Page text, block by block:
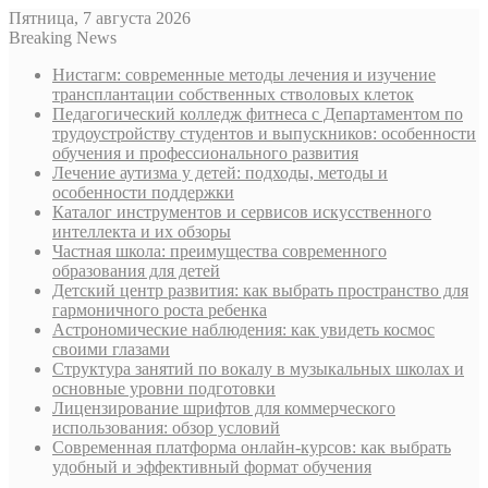
Пятница, 7 августа 2026
Breaking News
Нистагм: современные методы лечения и изучение
трансплантации собственных стволовых клеток
Педагогический колледж фитнеса с Департаментом по
трудоустройству студентов и выпускников: особенности
обучения и профессионального развития
Лечение аутизма у детей: подходы, методы и
особенности поддержки
Каталог инструментов и сервисов искусственного
интеллекта и их обзоры
Частная школа: преимущества современного
образования для детей
Детский центр развития: как выбрать пространство для
гармоничного роста ребенка
Астрономические наблюдения: как увидеть космос
своими глазами
Структура занятий по вокалу в музыкальных школах и
основные уровни подготовки
Лицензирование шрифтов для коммерческого
использования: обзор условий
Современная платформа онлайн-курсов: как выбрать
удобный и эффективный формат обучения